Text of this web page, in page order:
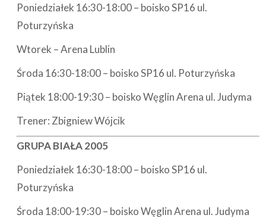
Poniedziałek 16:30-18:00 – boisko SP16 ul.
Poturzyńska
Wtorek – Arena Lublin
Środa 16:30-18:00 – boisko SP16 ul. Poturzyńska
Piątek 18:00-19:30 – boisko Węglin Arena ul. Judyma
Trener: Zbigniew Wójcik
GRUPA BIAŁA 2005
Poniedziałek 16:30-18:00 – boisko SP16 ul.
Poturzyńska
Środa 18:00-19:30 – boisko Węglin Arena ul. Judyma